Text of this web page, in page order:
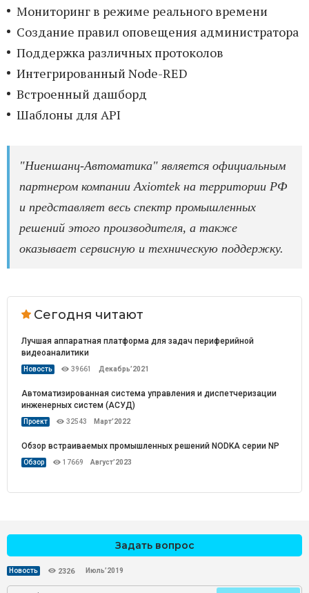
Мониторинг в режиме реального времени
Создание правил оповещения администратора
Поддержка различных протоколов
Интегрированный Node-RED
Встроенный дашборд
Шаблоны для API
"Ниеншанц-Автоматика" является официальным
партнером компании Axiomtek на территории РФ
и представляет весь спектр промышленных
решений этого производителя, а также
оказывает сервисную и техническую поддержку.
Сегодня читают
Лучшая аппаратная платформа для задач периферийной
видеоаналитики
Новость 39661 Декабрь’2021
Автоматизированная система управления и диспетчеризации
инженерных систем (АСУД)
Проект 32543 Март’2022
Обзор встраиваемых промышленных решений NODKA серии NP
Обзор 17669 Август’2023
Задать вопрос
Новость 2326 Июль’2019